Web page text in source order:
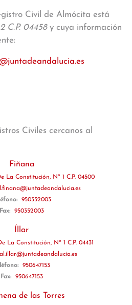
Civil de Almócita está
C.P. 04458y cuya información
Civiles cercanos al
Fiñana
La Constitución, Nº 1 C.P. 04500
950352003
Fax:
950352003
Íllar
La Constitución, Nº 1 C.P. 04431
950647153
Fax:
950647153
de las Torres